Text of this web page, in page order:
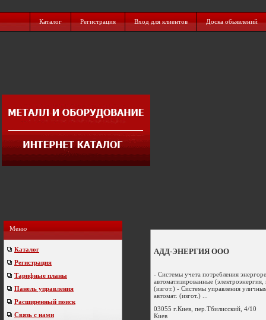
Каталог Регистрация Вход для клиентов Доска обьявлений
Меню
Каталог
Регистрация
Тарифные планы
Панель управления
Расширенный поиск
Связь с нами
АДД-ЭНЕРГИЯ ООО
- Системы учета потребления
автоматизированные (электроэнергия,
(изгот.) - Системы управления
автомат. (изгот.) ...
03055 г.Киев, пер.Тбилисский, 4/10
Киев